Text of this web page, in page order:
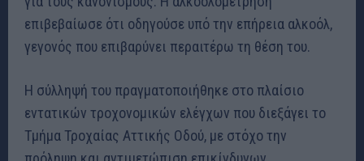
επιβεβαίωσε ότι οδηγούσε υπό την επήρεια αλκοόλ,
γεγονός που επιβαρύνει περαιτέρω τη θέση του.
Η σύλληψή του πραγματοποιήθηκε στο πλαίσιο
εντατικών τροχονομικών ελέγχων που διεξάγει το
Τμήμα Τροχαίας Αττικής Οδού, με στόχο την